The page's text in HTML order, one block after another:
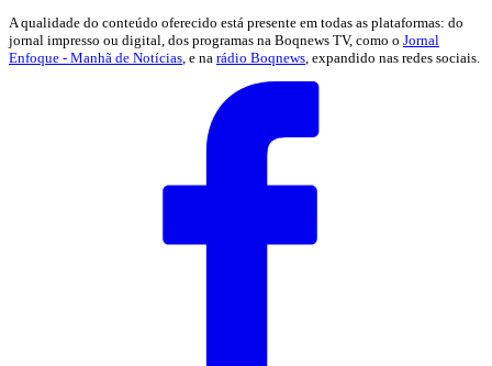
A qualidade do conteúdo oferecido está presente em todas as plataformas: do
jornal impresso ou digital, dos programas na Boqnews TV, como o Jornal
Enfoque - Manhã de Notícias , e na rádio Boqnews , expandido nas redes sociais.